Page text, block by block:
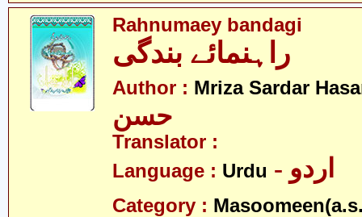
Rahnumaey bandagi
راہنمائے بندگی
Author : Mriza Sardar
حسن
Translator :
Language : Urdu - اردو
Category :